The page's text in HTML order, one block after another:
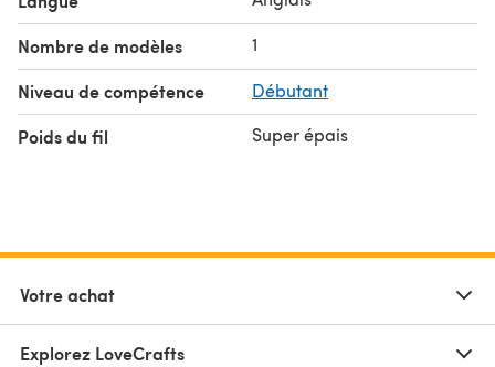
Nombre de modèles 1
Niveau de compétence Débutant
Poids du fil Super épais
Votre achat
Explorez LoveCrafts